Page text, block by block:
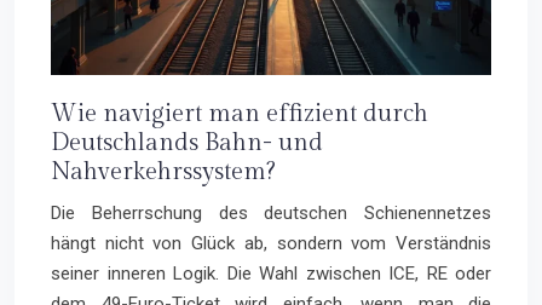
Wie navigiert man effizient durch
Deutschlands Bahn- und
Nahverkehrssystem?
Die Beherrschung des deutschen Schienennetzes
hängt nicht von Glück ab, sondern vom Verständnis
seiner inneren Logik. Die Wahl zwischen ICE, RE oder